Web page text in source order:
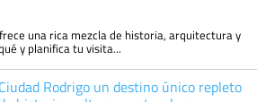
una rica mezcla de historia, arquitectura y
y planifica tu visita...
Ciudad Rodrigo un destino único repleto